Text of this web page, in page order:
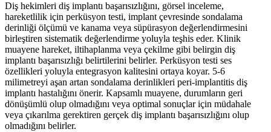
Diş hekimleri diş implantı başarısızlığını, görsel inceleme,
hareketlilik için perküsyon testi, implant çevresinde sondalama
derinliği ölçümü ve kanama veya süpürasyon değerlendirmesini
birleştiren sistematik değerlendirme yoluyla teşhis eder. Klinik
muayene hareket, iltihaplanma veya çekilme gibi belirgin diş
implantı başarısızlığı belirtilerini belirler. Perküsyon testi ses
özellikleri yoluyla entegrasyon kalitesini ortaya koyar. 5-6
milimetreyi aşan artan sondalama derinlikleri peri-implantitis diş
implantı hastalığını önerir. Kapsamlı muayene, durumların geri
dönüşümlü olup olmadığını veya optimal sonuçlar için müdahale
veya çıkarılma gerektiren gerçek diş implantı başarısızlığını olup
olmadığını belirler.